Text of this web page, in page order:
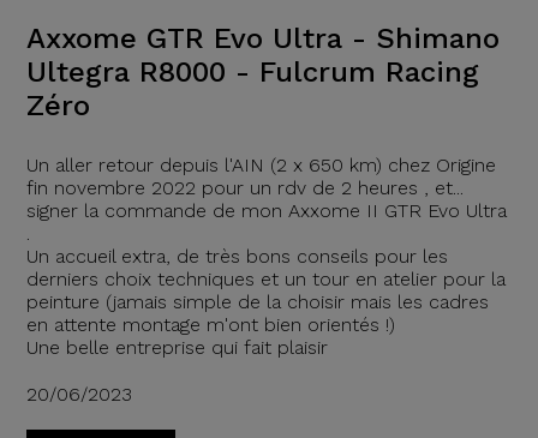
Axxome GTR Evo Ultra - Shimano
Ultegra R8000 - Fulcrum Racing
Zéro
Un aller retour depuis l'AIN (2 x 650 km) chez Origine
fin novembre 2022 pour un rdv de 2 heures , et...
signer la commande de mon Axxome II GTR Evo Ultra
.
Un accueil extra, de très bons conseils pour les
derniers choix techniques et un tour en atelier pour la
peinture (jamais simple de la choisir mais les cadres
en attente montage m'ont bien orientés !)
Une belle entreprise qui fait plaisir
20/06/2023